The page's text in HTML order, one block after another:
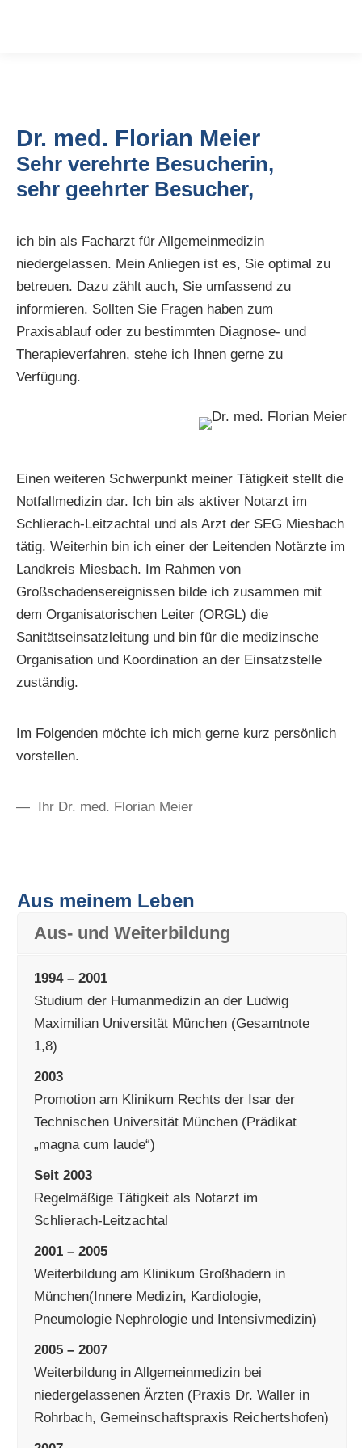
Dr. med. Florian Meier
Sehr verehrte Besucherin,
sehr geehrter Besucher,
ich bin als Facharzt für Allgemeinmedizin
niedergelassen. Mein Anliegen ist es, Sie optimal zu
betreuen. Dazu zählt auch, Sie umfassend zu
informieren. Sollten Sie Fragen haben zum
Praxisablauf oder zu bestimmten Diagnose- und
Therapieverfahren, stehe ich Ihnen gerne zu
Verfügung.
Einen weiteren Schwerpunkt meiner Tätigkeit stellt die
Notfallmedizin dar. Ich bin als aktiver Notarzt im
Schlierach-Leitzachtal und als Arzt der SEG Miesbach
tätig. Weiterhin bin ich einer der Leitenden Notärzte im
Landkreis Miesbach. Im Rahmen von
Großschadensereignissen bilde ich zusammen mit
dem Organisatorischen Leiter (ORGL) die
Sanitätseinsatzleitung und bin für die medizinsche
Organisation und Koordination an der Einsatzstelle
zuständig.
Im Folgenden möchte ich mich gerne kurz persönlich
vorstellen.
— Ihr Dr. med. Florian Meier
Aus meinem Leben
Aus- und Weiterbildung
1994 – 2001
Studium der Humanmedizin an der Ludwig
Maximilian Universität München (Gesamtnote
1,8)
2003
Promotion am Klinikum Rechts der Isar der
Technischen Universität München (Prädikat
„magna cum laude“)
Seit 2003
Regelmäßige Tätigkeit als Notarzt im
Schlierach-Leitzachtal
2001 – 2005
Weiterbildung am Klinikum Großhadern in
München(Innere Medizin, Kardiologie,
Pneumologie Nephrologie und Intensivmedizin)
2005 – 2007
Weiterbildung in Allgemeinmedizin bei
niedergelassenen Ärzten (Praxis Dr. Waller in
Rohrbach, Gemeinschaftspraxis Reichertshofen)